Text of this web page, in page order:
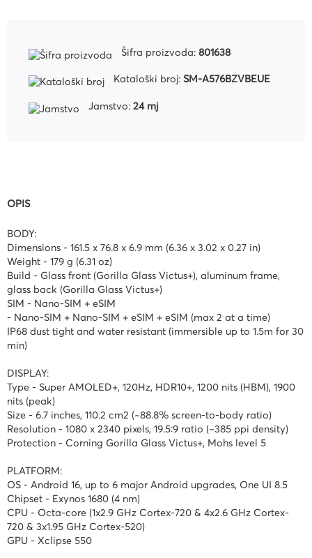
Šifra proizvoda:801638
Kataloški broj:SM-A576BZVBEUE
Jamstvo:24 mj
OPIS
BODY:
Dimensions - 161.5 x 76.8 x 6.9 mm (6.36 x 3.02 x 0.27 in)
Weight - 179 g (6.31 oz)
Build - Glass front (Gorilla Glass Victus+), aluminum frame,
glass back (Gorilla Glass Victus+)
SIM - Nano-SIM + eSIM
- Nano-SIM + Nano-SIM + eSIM + eSIM (max 2 at a time)
IP68 dust tight and water resistant (immersible up to 1.5m for 30
min)
DISPLAY:
Type - Super AMOLED+, 120Hz, HDR10+, 1200 nits (HBM), 1900
nits (peak)
Size - 6.7 inches, 110.2 cm2 (~88.8% screen-to-body ratio)
Resolution - 1080 x 2340 pixels, 19.5:9 ratio (~385 ppi density)
Protection - Corning Gorilla Glass Victus+, Mohs level 5
PLATFORM:
OS - Android 16, up to 6 major Android upgrades, One UI 8.5
Chipset - Exynos 1680 (4 nm)
CPU - Octa-core (1x2.9 GHz Cortex-720 & 4x2.6 GHz Cortex-
720 & 3x1.95 GHz Cortex-520)
GPU - Xclipse 550